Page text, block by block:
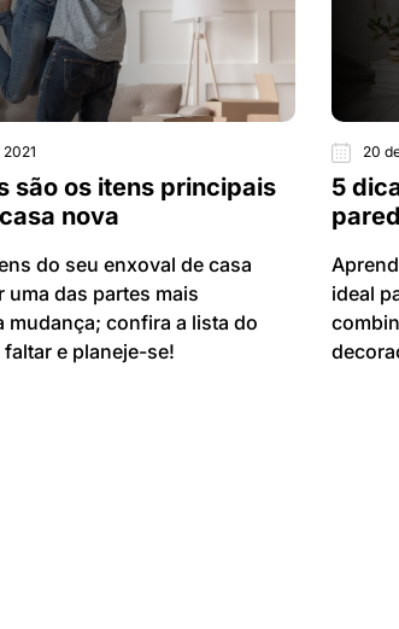
são os itens principais
nova
do seu enxoval de casa
uma das partes mais
mudança; confira a lista do
e planeje-se!
20
5
ideal